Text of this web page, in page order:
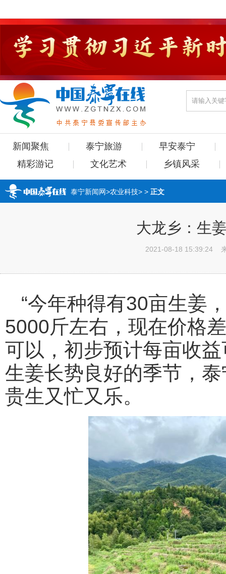
新闻聚焦 泰宁旅游
早安泰宁
精彩游记
文化艺术 乡镇风采
泰宁新闻网>农业科技> > 正文
大龙乡：生
2021-08-18 15:39:24
“今年种得有30亩生姜
5000斤左右，现在价格
可以，初步预计每亩收
生姜长势良好的季节，
贵生又忙又乐。